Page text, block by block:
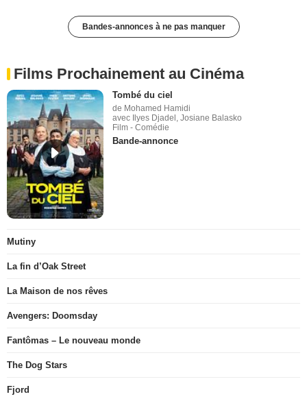
Bandes-annonces à ne pas manquer
Films Prochainement au Cinéma
Tombé du ciel
de Mohamed Hamidi
avec Ilyes Djadel, Josiane Balasko
Film - Comédie
Bande-annonce
Mutiny
La fin d’Oak Street
La Maison de nos rêves
Avengers: Doomsday
Fantômas – Le nouveau monde
The Dog Stars
Fjord